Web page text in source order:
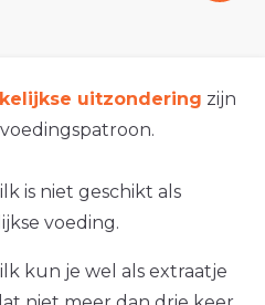
uitzondering zijn
is niet geschikt als
voeding.
kun je wel als extraatje